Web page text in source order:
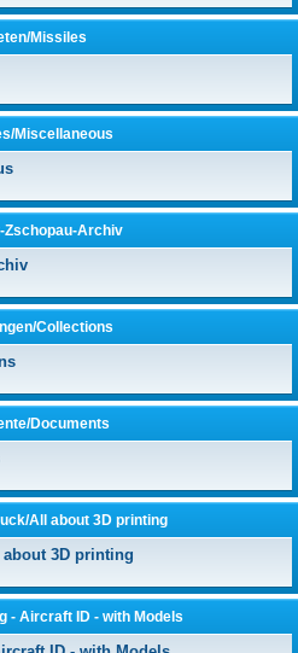
Missiles
Miscellaneous
Zschopau-Archiv
Collections
Documents
All about 3D printing
3D printing
- Aircraft ID - with Models